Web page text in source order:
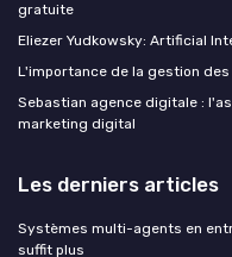
gratuite
Eliezer Yudkowsky: Artificial
L'importance de la gestion
Sebastian agence digitale :
marketing digital
Les derniers articles
Systèmes multi-agents en
suffit plus